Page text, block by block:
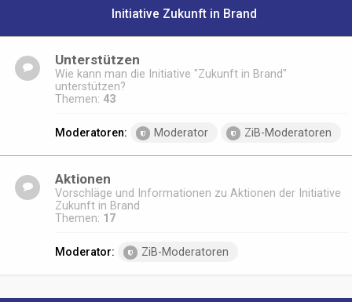
Initiative Zukunft in Brand
Unterstützen
Wie kann man die Initiative "Zukunft in Brand"
unterstützen?
Themen: 43
Moderatoren: Moderator ZiB-Moderatoren
Aktionen
Vorschläge und Informationen zu Aktionen der Initiative
Zukunft in Brand
Themen: 17
Moderator: ZiB-Moderatoren